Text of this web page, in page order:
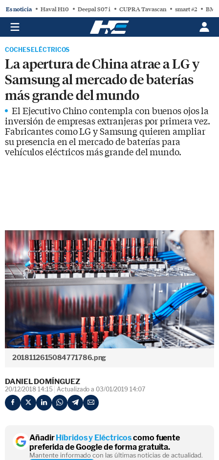
Es noticia Haval H10 Deepal S07 i CUPRA Tavascan smart #2
COCHES ELÉCTRICOS
La apertura de China atrae a LG y
Samsung al mercado de baterías
más grande del mundo
El Ejecutivo Chino contempla con buenos ojos la
inversión de empresas extranjeras por primera vez.
Fabricantes como LG y Samsung quieren ampliar
su presencia en el mercado de baterías para
vehículos eléctricos más grande del mundo.
2018112615084771786.png
DANIEL DOMÍNGUEZ
20/12/2018 14:15 Actualizado a 03/01/2019 14:07
AñadirHíbridos y Eléctricoscomo fuente
preferida de Google de forma gratuita.
Mantente informado con las últimas noticias de actualidad.